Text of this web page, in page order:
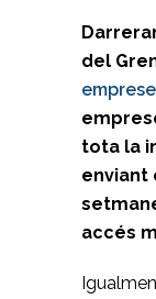
del
tota la
enviant
accés